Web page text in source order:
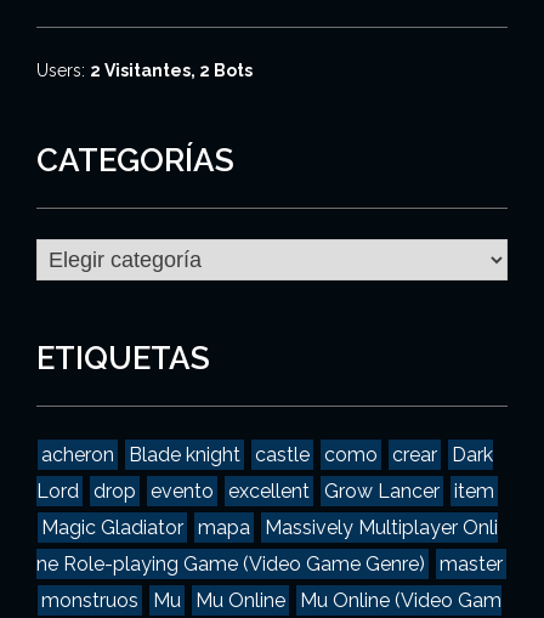
Users: 2 Visitantes, 2 Bots
CATEGORÍAS
g
o
a
s
ETIQUETAS
acheron Blade knight castle como crear
Dark
Lord
drop evento excellent Grow Lancer
item
Magic Gladiator
mapa
Massively Multiplayer Onli
ne Role-playing Game (Video Game Genre)
master
monstruos
Mu Mu Online Mu Online (Video Gam